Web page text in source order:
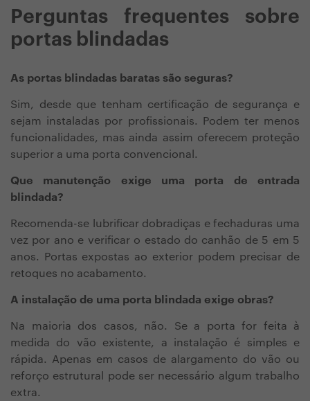
Perguntas frequentes sobre
portas blindadas
As portas blindadas baratas são seguras?
Sim, desde que tenham certificação de segurança e
sejam instaladas por profissionais. Podem ter menos
funcionalidades, mas ainda assim oferecem proteção
superior a uma porta convencional.
Que manutenção exige uma porta de entrada
blindada?
Recomenda-se lubrificar dobradiças e fechaduras uma
vez por ano e verificar o estado do canhão de 5 em 5
anos. Portas expostas ao exterior podem precisar de
retoques no acabamento.
A instalação de uma porta blindada exige obras?
Na maioria dos casos, não. Se a porta for feita à
medida do vão existente, a instalação é simples e
rápida. Apenas em casos de alargamento do vão ou
reforço estrutural pode ser necessário algum trabalho
extra.